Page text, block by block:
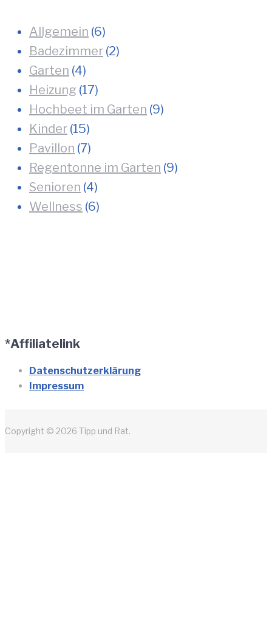
Allgemein (6)
Badezimmer (2)
Garten (4)
Heizung (17)
Hochbeet im Garten (9)
Kinder (15)
Pavillon (7)
Regentonne im Garten (9)
Senioren (4)
Wellness (6)
*Affiliatelink
Datenschutzerklärung
Impressum
Copyright © 2026 Tipp und Rat.